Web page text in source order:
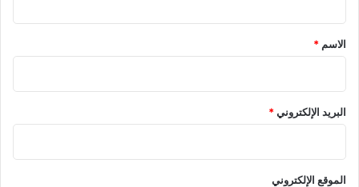
*
الاسم *
البريد الإلكتروني*
الموقع الإلكتروني